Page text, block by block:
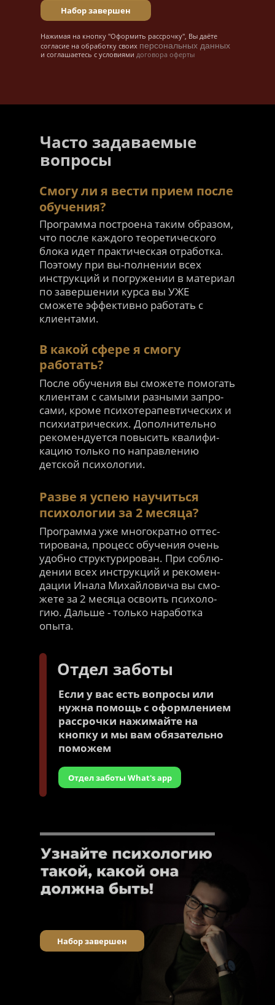
Отдел заботы What's app
Отдел заботы
Если у вас есть вопросы или
нужна помощь с оформлением
рассрочки нажимайте на
кнопку и мы вам обязательно
поможем
Часто задаваемые
вопросы
Смогу ли я вести прием после
обучения?
В какой сфере я смогу
работать?
Разве я успею научиться
психологии за 2 месяца?
Набор завершен
Набор завершен
Нажимая на кнопку "Оформить рассрочку", Вы даёте
согласие на обработку своих персональных данных
и соглашаетесь с условиями договора оферты
Программа построена таким образом,
что после каждого теоретического
блока идет практическая отработка.
Поэтому при вы-полнении всех
инструкций и погружении в материал
по завершении курса вы УЖЕ
сможете эффективно работать с
клиентами.
После обучения вы сможете помогать
клиентам с самыми разными запро-
сами, кроме психотерапевтических и
психиатрических. Дополнительно
рекомендуется повысить квалифи-
кацию только по направлению
детской психологии.
Программа уже многократно оттес-
тирована, процесс обучения очень
удобно структурирован. При соблю-
дении всех инструкций и рекомен-
дации Инала Михайловича вы смо-
жете за 2 месяца освоить психоло-
гию. Дальше - только наработка
опыта.